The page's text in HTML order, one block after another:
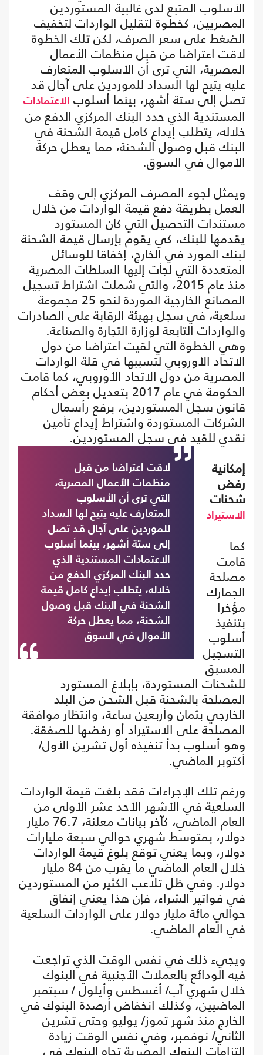
الأسلوب المتبع لدى غالبية المستوردين
المصريين، كخطوة لتقليل الواردات لتخفيف
الضغط على سعر الصرف، لكن تلك الخطوة
لاقت اعتراضا من قبل منظمات الأعمال
المصرية، التي ترى أن الأسلوب المتعارف
عليه يتيح لها السداد للموردين على آجال قد
تصل إلى ستة أشهر، بينما أسلوب الاعتمادات
المستندية الذي حدد البنك المركزي الدفع من
خلاله، يتطلب إيداع كامل قيمة الشحنة في
البنك قبل وصول الشحنة، مما يعطل حركة
الأموال في السوق.
ويمثل لجوء المصرف المركزي إلى وقف
العمل بطريقة دفع قيمة الواردات من خلال
مستندات التحصيل التي كان المستورد
يقدمها للبنك، كي يقوم بإرسال قيمة الشحنة
لبنك المورد في الخارج، إخفاقا للوسائل
المتعددة التي لجأت إليها السلطات المصرية
منذ عام 2015، والتي شملت اشتراط تسجيل
المصانع الخارجية الموردة لنحو 25 مجموعة
سلعية، في سجل بهيئة الرقابة على الصادرات
والواردات التابعة لوزارة التجارة والصناعة.
وهي الخطوة التي لقيت اعتراضا من دول
الاتحاد الأوروبي لتسببها في قلة الواردات
المصرية من دول الاتحاد الأوروبي، كما قامت
الحكومة في عام 2017 بتعديل بعض أحكام
قانون سجل المستوردين، برفع رأسمال
الشركات المستوردة واشتراط إيداع تأمين
نقدي للقيد في سجل المستوردين.
لاقت اعتراضا من قبل
منظمات الأعمال المصرية،
التي ترى أن الأسلوب
المتعارف عليه يتيح لها السداد
للموردين على آجال قد تصل
إلى ستة أشهر، بينما أسلوب
الاعتمادات المستندية الذي
حدد البنك المركزي الدفع من
خلاله، يتطلب إيداع كامل قيمة
الشحنة في البنك قبل وصول
الشحنة، مما يعطل حركة
الأموال في السوق
إمكانية
رفض
شحنات
الاستيراد
كما
قامت
مصلحة
الجمارك
مؤخرا
بتنفيذ
أسلوب
التسجيل
المسبق
للشحنات المستوردة، بإبلاغ المستورد
المصلحة بالشحنة قبل الشحن من البلد
الخارجي بثمان وأربعين ساعة، وانتظار موافقة
المصلحة على الاستيراد أو رفضها للصفقة.
وهو أسلوب بدأ تنفيذه أول تشرين الأول/
أكتوبر الماضي.
ورغم تلك الإجراءات فقد بلغت قيمة الواردات
السلعية في الأشهر الأحد عشر الأولى من
العام الماضي، كآخر بيانات معلنة، 76.7 مليار
دولار، بمتوسط شهري حوالي سبعة مليارات
دولار، وبما يعني توقع بلوغ قيمة الواردات
خلال العام الماضي ما يقرب من 84 مليار
دولار. وفي ظل تلاعب الكثير من المستوردين
في فواتير الشراء، فإن هذا يعني إنفاق
حوالي مائة مليار دولار على الواردات السلعية
في العام الماضي.
ويجيء ذلك في نفس الوقت الذي تراجعت
فيه الودائع بالعملات الأجنبية في البنوك
خلال شهري آب/ أغسطس وأيلول / سبتمبر
الماضيين، وكذلك انخفاض أرصدة البنوك في
الخارج منذ شهر تموز/ يوليو وحتى تشرين
الثاني/ نوفمبر، وفي نفس الوقت زيادة